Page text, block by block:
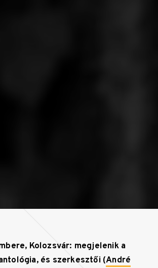
Kolozsvár: megjelenik a
és szerkesztői (André